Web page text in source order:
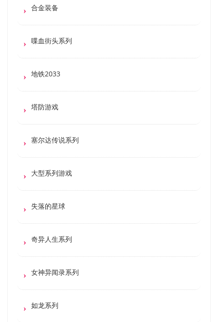
合金装备
喋血街头系列
地铁2033
塔防游戏
塞尔达传说系列
大型系列游戏
失落的星球
奇异人生系列
女神异闻录系列
如龙系列